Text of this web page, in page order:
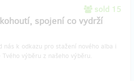
sold 15
spojení co vydrží
nás k odkazu pro stažení nového alba i
výběru z našeho výběru.